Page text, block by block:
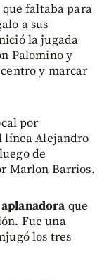
faltaba para
a sus
la jugada
Palomino y
y marcar
por
línea Alejandro
de
Marlon Barrios.
que
Fue una
los tres